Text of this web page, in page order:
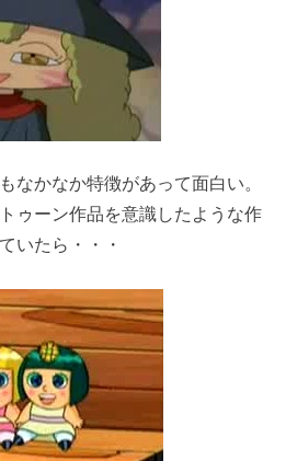
なかなか特徴があって面白い。
ゥーン作品を意識したような作
いたら・・・